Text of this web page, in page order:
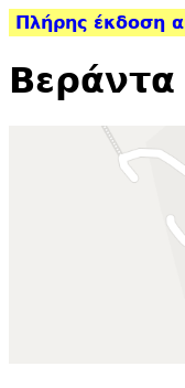
Πλήρης έκδοση
Βεράντα